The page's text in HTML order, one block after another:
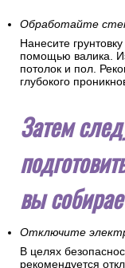
поверхность.
поверхности
Чтобы убедиться в
ладонью. Вы сразу
поверхности.
Нанесите
помощью валика.
потолок и пол.
глубокого
Затем